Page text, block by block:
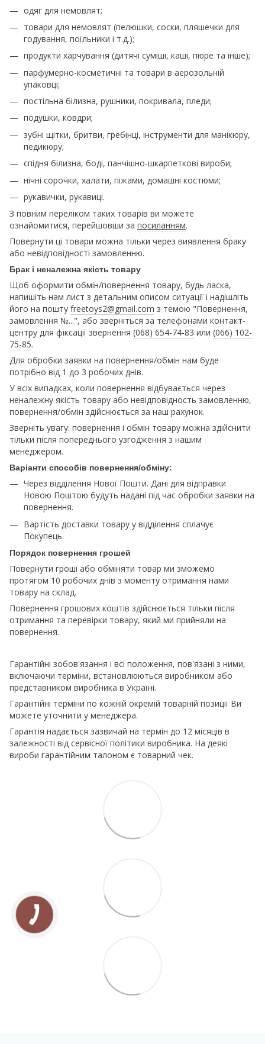
одяг для немовлят;
товари для немовлят (пелюшки, соски, пляшечки для
годування, поїльники і т.д.);
продукти харчування (дитячі суміші, каші, пюре та інше);
парфумерно-косметичні та товари в аерозольній
упаковці;
постільна білизна, рушники, покривала, пледи;
подушки, ковдри;
зубні щітки, бритви, гребінці, інструменти для манікюру,
педикюру;
спідня білизна, боді, панчішно-шкарпеткові вироби;
нічні сорочки, халати, піжами, домашні костюми;
рукавички, рукавиці.
З повним переліком таких товарів ви можете
ознайомитися, перейшовши за посиланням.
Повернути ці товари можна тільки через виявлення браку
або невідповідності замовленню.
Брак і неналежна якість товару
Щоб оформити обмін/повернення товару, будь ласка,
напишіть нам лист з детальним описом ситуації і надішліть
його на пошту freetoys2@gmail.com з темою "Повернення,
замовлення №...", або зверніться за телефонами контакт-
центру для фіксації звернення (068) 654-74-83 или (066) 102-
75-85.
Для обробки заявки на повернення/обмін нам буде
потрібно від 1 до 3 робочих днів.
У всіх випадках, коли повернення відбувається через
неналежну якість товару або невідповідность замовленню,
повернення/обмін здійснюється за наш рахунок.
Зверніть увагу: повернення і обмін товару можна здійснити
тільки після попереднього узгодження з нашим
менеджером.
Варіанти способів повернення/обміну:
Через відділення Нової Пошти. Дані для відправки
Новою Поштою будуть надані під час обробки заявки на
повернення.
Вартість доставки товару у відділення сплачує
Покупець.
Порядок повернення грошей
Повернути гроші або обміняти товар ми зможемо
протягом 10 робочих днів з моменту отримання нами
товару на склад.
Повернення грошових коштів здійснюється тільки після
отримання та перевірки товару, який ми прийняли на
повернення.
Гарантійні зобов'язання і всі положення, пов'язані з ними,
включаючи терміни, встановлюються виробником або
представником виробника в Україні.
Гарантійні терміни по кожній окремій товарній позиції Ви
можете уточнити у менеджера.
Гарантія надається зазвичай на термін до 12 місяців в
залежності від сервісної політики виробника. На деякі
вироби гарантійним талоном є товарний чек.